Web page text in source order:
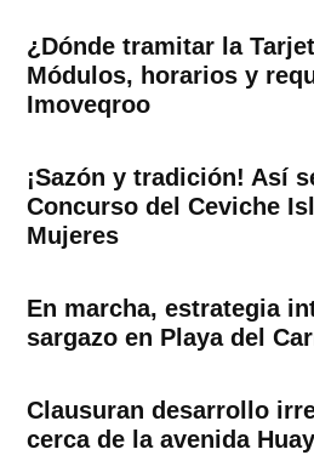
¿Dónde tramitar la
Módulos, horarios y
Imoveqroo
¡Sazón y tradición! Así
Concurso del Ceviche
Mujeres
En marcha, estrategia
sargazo en Playa del
Clausuran desarrollo
cerca de la avenida